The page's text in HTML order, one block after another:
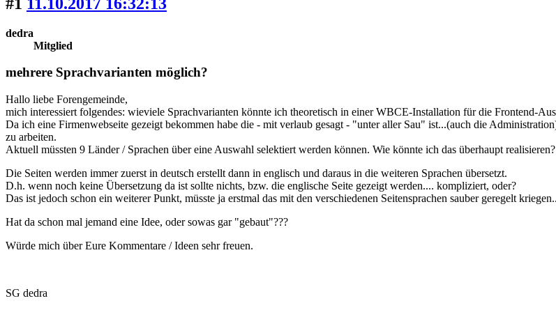
dedra
Mitglied
mehrere Sprachvarianten möglich?
Hallo liebe Forengemeinde,
mich interessiert folgendes: wieviele Sprachvarianten könnte ich theoretisch in einer WBCE-Installation für die Frontend-
Da ich eine Firmenwebseite gezeigt bekommen habe die - mit verlaub gesagt - "unter aller Sau" ist...(auch die
zu arbeiten.
Aktuell müssten 9 Länder / Sprachen über eine Auswahl selektiert werden können. Wie könnte ich das überhaupt realisieren?
Die Seiten werden immer zuerst in deutsch erstellt dann in englisch und daraus in die weiteren Sprachen übersetzt.
D.h. wenn noch keine Übersetzung da ist sollte nichts, bzw. die englische Seite gezeigt werden.... kompliziert, oder?
Das ist jedoch schon ein weiterer Punkt, müsste ja erstmal das mit den verschiedenen Seitensprachen sauber geregelt
Hat da schon mal jemand eine Idee, oder sowas gar "gebaut"???
Würde mich über Eure Kommentare / Ideen sehr freuen.
SG dedra